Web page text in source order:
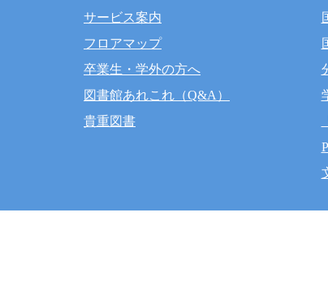
サービス案内
フロアマップ
卒業生・学外の方へ
図書館あれこれ（Q&A）
貴重図書